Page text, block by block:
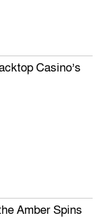
Casino’s
Amber Spins